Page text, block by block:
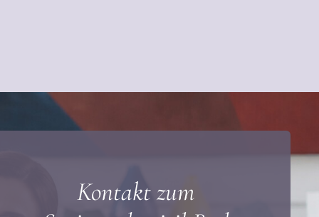
Kontakt zum